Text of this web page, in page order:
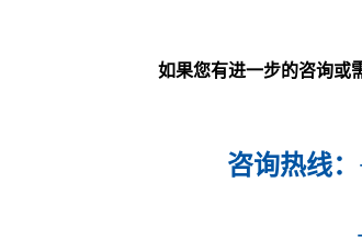
如果您有进一步的咨询或
咨询热线：
+86